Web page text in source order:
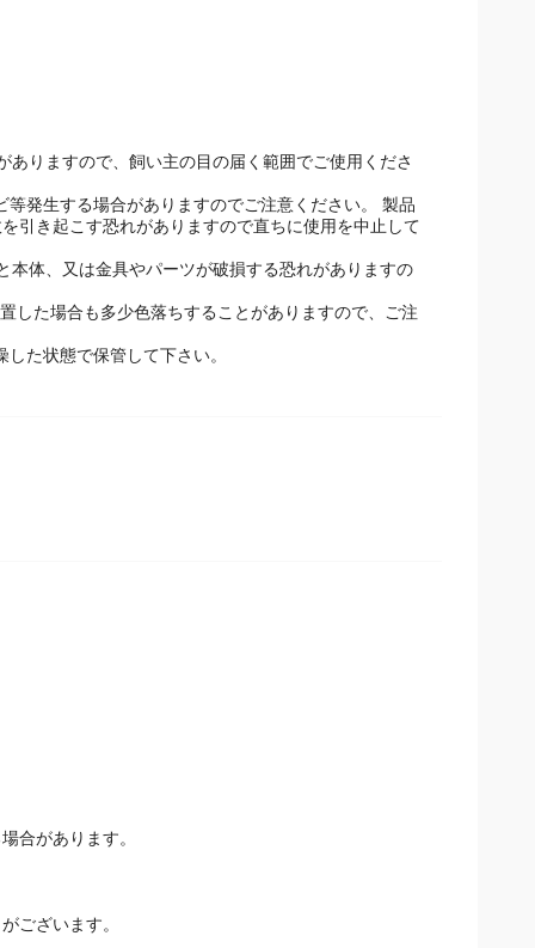
りますので、飼い主の目の届く範囲でご使用くださ
発生する場合がありますのでご注意ください。 製品
引き起こす恐れがありますので直ちに使用を中止して
体、又は金具やパーツが破損する恐れがありますの
した場合も多少色落ちすることがありますので、ご注
た状態で保管して下さい。
合があります。
ございます。